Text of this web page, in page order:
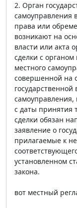
2. Орган
самоуправления
права или
возникают на
власти или акта
сделки с
местного
совершенной на
государственной
самоуправления,
с даты принятия
сделки обязан
заявление о
прилагаемые к
установленном
закона.
вот местный